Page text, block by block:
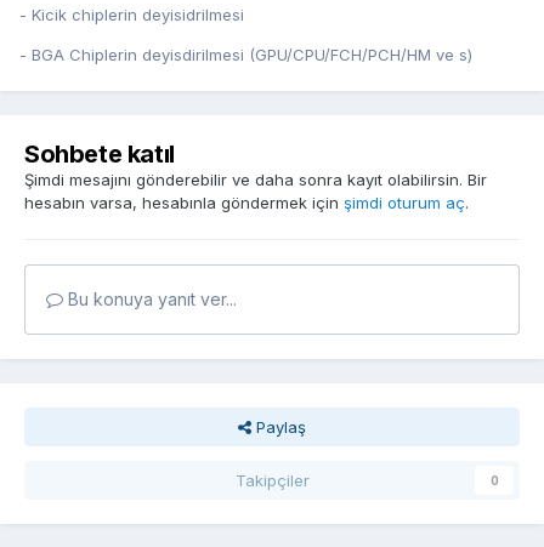
- Kicik chiplerin deyisidrilmesi
- BGA Chiplerin deyisdirilmesi (GPU/CPU/FCH/PCH/HM ve s)
Sohbete katıl
Şimdi mesajını gönderebilir ve daha sonra kayıt olabilirsin. Bir
hesabın varsa, hesabınla göndermek için şimdi oturum aç.
Bu konuya yanıt ver...
Paylaş
Takipçiler 0